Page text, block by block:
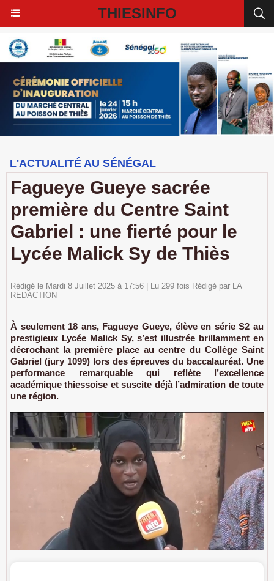
THIESINFO
L'ACTUALITÉ AU SÉNÉGAL
Fagueye Gueye sacrée
première du Centre Saint
Gabriel : une fierté pour le
Lycée Malick Sy de Thiès
Rédigé le Mardi 8 Juillet 2025 à 17:56 | Lu 299 fois Rédigé par LA
REDACTION
À seulement 18 ans, Fagueye Gueye, élève en série S2 au
prestigieux Lycée Malick Sy, s’est illustrée brillamment en
décrochant la première place au centre du Collège Saint
Gabriel (jury 1099) lors des épreuves du baccalauréat. Une
performance remarquable qui reflète l’excellence
académique thiessoise et suscite déjà l’admiration de toute
une région.